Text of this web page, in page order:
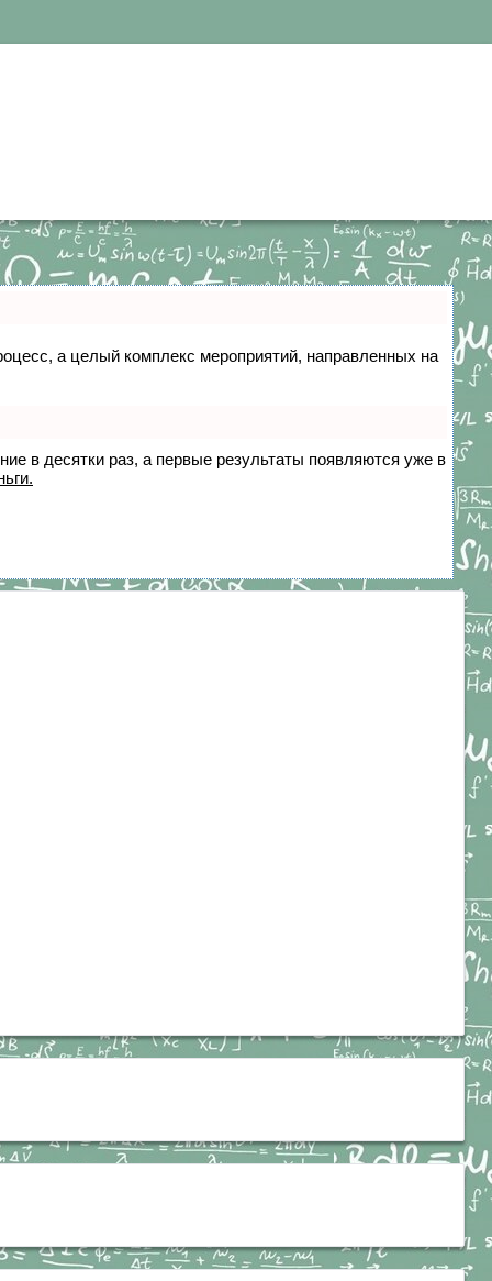
а целый комплекс мероприятий, направленных на
в десятки раз, а первые результаты появляются уже в